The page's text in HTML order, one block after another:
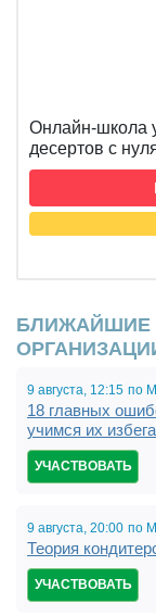
Онлайн-школа
десертов с
БЛИЖАЙШИЕ
9 августа, 12:15 по
18 главных
учимся их
УЧАСТВОВАТЬ
9 августа, 20:00 по
Теория
УЧАСТВОВАТЬ